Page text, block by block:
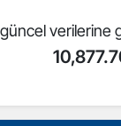
verilerine